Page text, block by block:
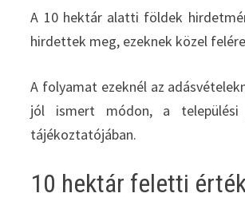
A 10 hektár alatti földek
hirdettek meg, ezeknek közel
A folyamat ezeknél az
jól ismert módon, a települési
tájékoztatójában.
10 hektár feletti